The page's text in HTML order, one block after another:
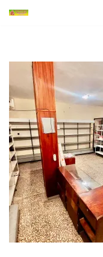
съдържанието